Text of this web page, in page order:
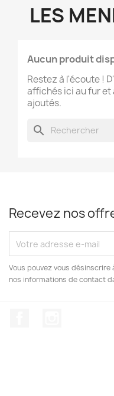
LES
Aucun produit
Restez à l'écoute !
affichés ici au fur et
ajoutés.
search
Recevez nos
Vous pouvez vous
nos informations de contact